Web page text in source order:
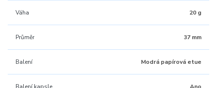
Váha 20 g
Průměr 37 mm
Balení Modrá papírová etue